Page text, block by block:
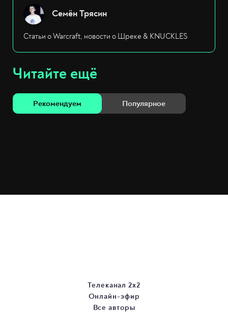
Семён Трясин
Статьи о Warcraft, новости о Шреке & KNUCKLES
Читайте ещё
Рекомендуем Популярное
Телеканал 2х2
Онлайн-эфир
Все авторы